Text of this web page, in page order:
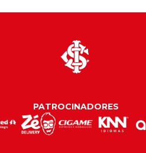
PATROCINADORES